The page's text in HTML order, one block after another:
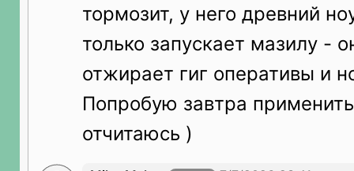
тормозит, у него древний
только запускает мазилу -
отжирает гиг оперативы и
Попробую завтра
отчитаюсь )